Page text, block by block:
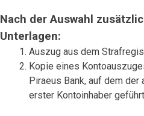
Nach der Auswahl
Unterlagen:
Auszug aus dem
Kopie eines
Piraeus Bank, auf dem
erster Kontoinhaber